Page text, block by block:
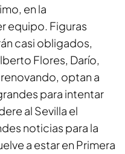
en la
equipo. Figuras
casi obligados,
Flores, Darío,
optan a
para intentar
al Sevilla el
noticias para la
a estar en Primera